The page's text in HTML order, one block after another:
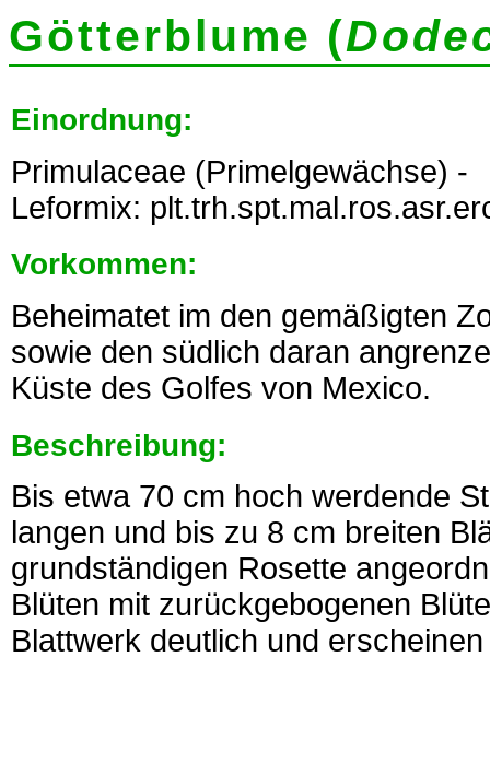
Götterblume (
Einordnung:
Primulaceae (Primelgewächse) -
Leformix:
Vorkommen:
Beheimatet im den gemäßigten
sowie den südlich daran
Küste des Golfes von Mexico.
Beschreibung:
Bis etwa 70 cm hoch werdende
langen und bis zu 8 cm breiten
grundständigen Rosette
Blüten mit zurückgebogenen
Blattwerk deutlich und